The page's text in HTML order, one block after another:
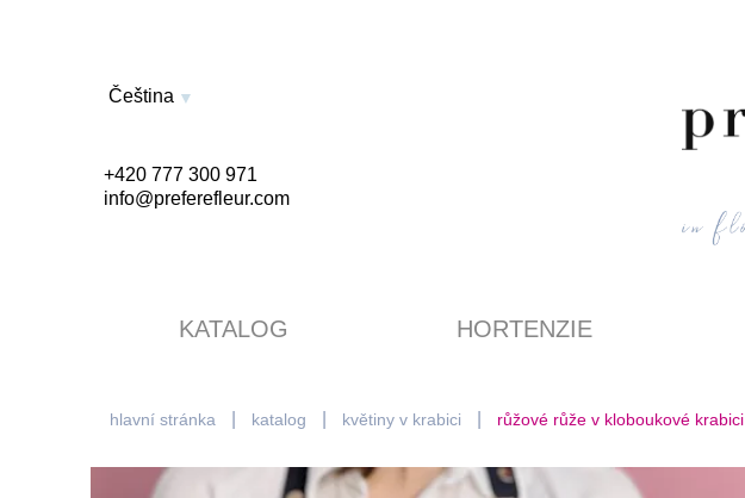
Čeština
+420 777 300 971
info@preferefleur.com
KATALOG HORTENZIE
hlavní stránka katalog květiny v krabici růžové růže v kloboukové krabici